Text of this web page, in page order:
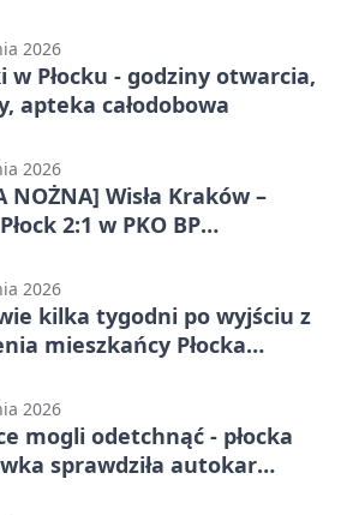
2026
w Płocku - godziny otwarcia,
apteka całodobowa
2026
NOŻNA] Wisła Kraków –
2:1 w PKO BP
mecz przed przerwą
2026
kilka tygodni po wyjściu z
mieszkańcy Płocka
2026
mogli odetchnąć - płocka
sprawdziła autokar